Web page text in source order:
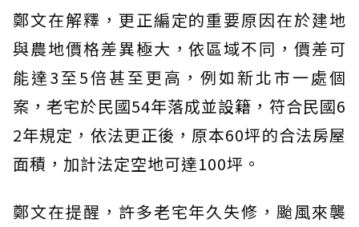
鄭文在解釋，更正編定的重要原因在於建地
與農地價格差異極大，依區域不同，價差可
能達3至5倍甚至更高，例如新北市一處個
案，老宅於民國54年落成並設籍，符合民國6
2年規定，依法更正後，原本60坪的合法房屋
面積，加計法定空地可達100坪。
鄭文在提醒，許多老宅年久失修，颱風來襲